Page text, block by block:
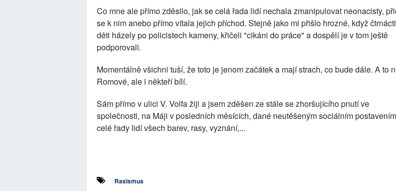
Co mne ale přímo zděsilo, jak se celá řada lidí nechala zmanipulovat neonacisty,
se k nim anebo přímo vítala jejich příchod. Stejně jako mi přišlo hrozné, když
děti házely po policistech kameny, křičeli "cikáni do práce" a dospělí je v tom ještě
podporovali.
Momentálně všichni tuší, že toto je jenom začátek a mají strach, co bude dále. A to
Romové, ale i někteří bílí.
Sám přímo v ulici V. Volfa žiji a jsem zděšen ze stále se zhoršujícího pnutí ve
společnosti, na Máji v posledních měsících, dané neutěšeným sociálním postavením
celé řady lidí všech barev, rasy, vyznání,...
Rasismus